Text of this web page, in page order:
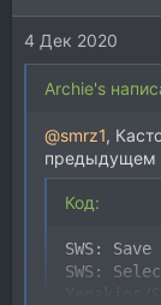
4 Дек 2020
Archie's
@smrz1,
предыдущем
Код:
SWS:
SWS: